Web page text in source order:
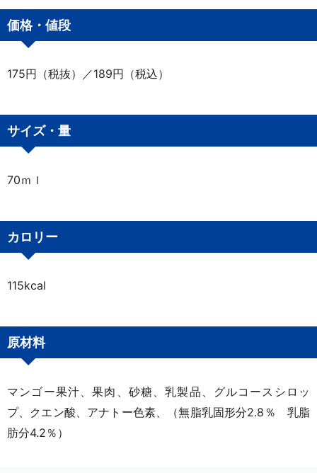
価格・値段
175円（税抜）／189円（税込）
サイズ・量
70ｍｌ
カロリー
115kcal
原材料
マンゴー果汁、果肉、砂糖、乳製品、グルコースシロッ
プ、クエン酸、アナトー色素、（無脂乳固形分2.8％ 乳脂
肪分4.2％）